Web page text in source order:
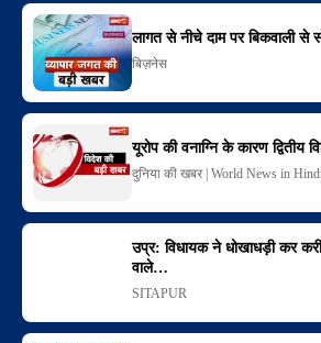
लागत से नीचे दाम पर बिकवाली से
बिज़नेस
यूरोप की वनाग्नि के कारण द्वितीय
दुनिया की खबर | World News in
उप्र: विधायक ने धोखाधड़ी कर
वाले…
SITAPUR